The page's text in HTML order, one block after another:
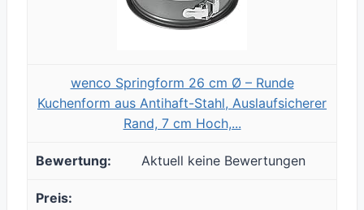
wenco Springform 26 cm Ø – Runde
Kuchenform aus Antihaft-Stahl, Auslaufsicherer
Rand, 7 cm Hoch,...
Aktuell keine Bewertungen